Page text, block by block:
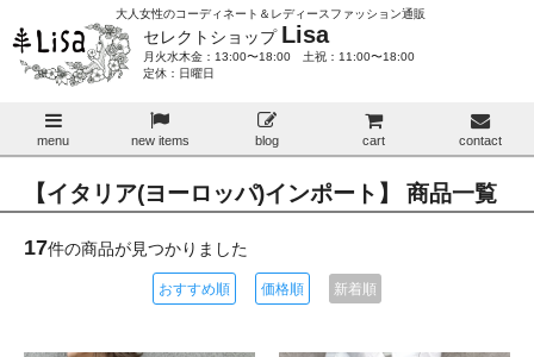
大人女性のコーディネート＆レディースファッション通販
セレクトショップ Lisa
月火水木金：13:00〜18:00 土祝：11:00〜18:00
定休：日曜日
menu new items blog cart contact
【イタリア(ヨーロッパ)インポート】 商品一覧
17件の商品が見つかりました
おすすめ順 価格順 新着順